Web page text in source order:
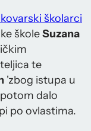
školarci
školeSuzana
te
'zbog istupa u
dalo
po ovlastima.